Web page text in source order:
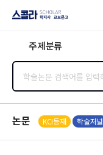
지사·교보문고
주제분류
논문 KCI등재 학술저널